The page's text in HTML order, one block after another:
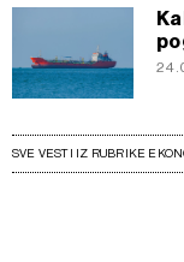
SVE VESTI IZ RUBRIKE